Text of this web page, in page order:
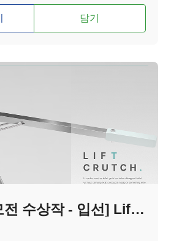
담기
[2025년 공모전 수상작 - 입선] Lift Crutch